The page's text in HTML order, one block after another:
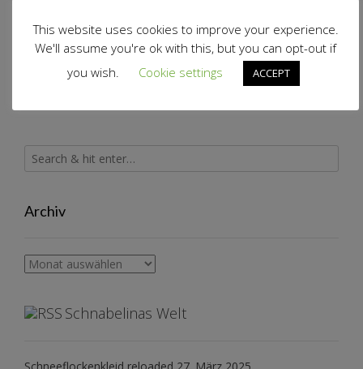
Archiv
Archiv
Schnabelinas Welt
This website uses cookies to improve your experience.
We'll assume you're ok with this, but you can opt-out if
you wish.
Cookie settings ACCEPT